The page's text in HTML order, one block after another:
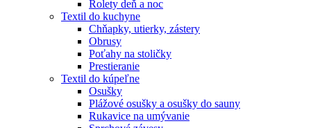
Rolety deň a noc
Textil do kuchyne
Chňapky, utierky, zástery
Obrusy
Poťahy na stoličky
Prestieranie
Textil do kúpeľne
Osušky
Plážové osušky a osušky do sauny
Rukavice na umývanie